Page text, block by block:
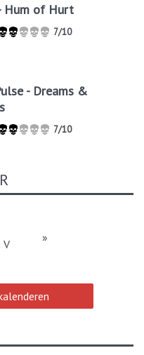
Hum of Hurt
7/10
- Dreams &
7/10
V
»